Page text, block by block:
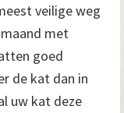
veilige weg
met
goed
de kat dan in
uw kat deze